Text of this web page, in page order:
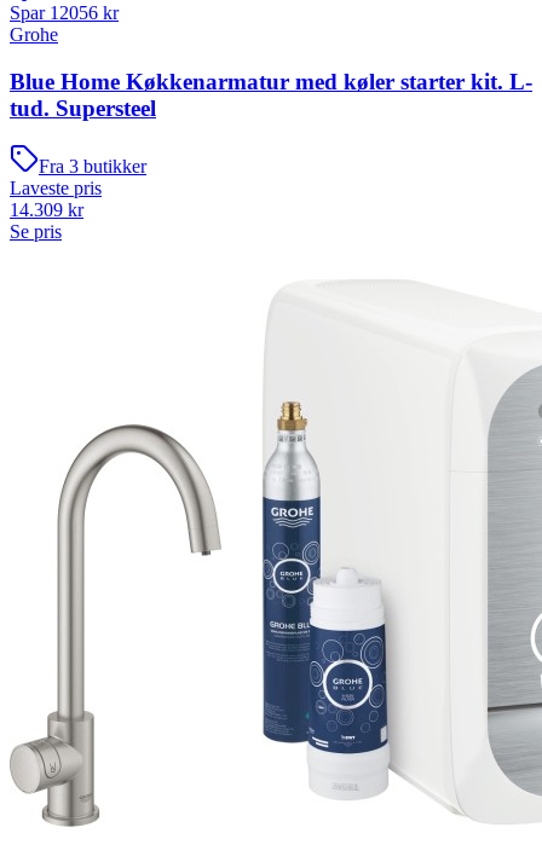
Spar 12056 kr
Grohe
Blue Home Køkkenarmatur med køler starter kit. L-
tud. Supersteel
Fra 3 butikker
Laveste pris
14.309 kr
Se pris